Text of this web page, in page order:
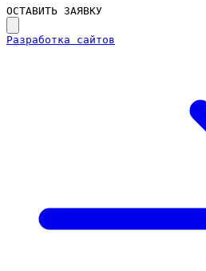
ОСТАВИТЬ ЗАЯВКУ
Разработка сайтов